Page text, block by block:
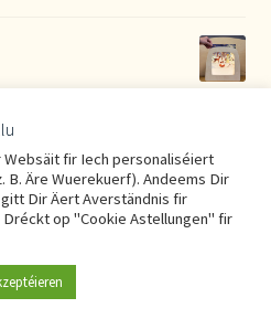
fir Iech personaliséiert
B. Äre Wuerekuerf). Andeems Dir
Dir Äert Averständnis fir
op "Cookie Astellungen" fir